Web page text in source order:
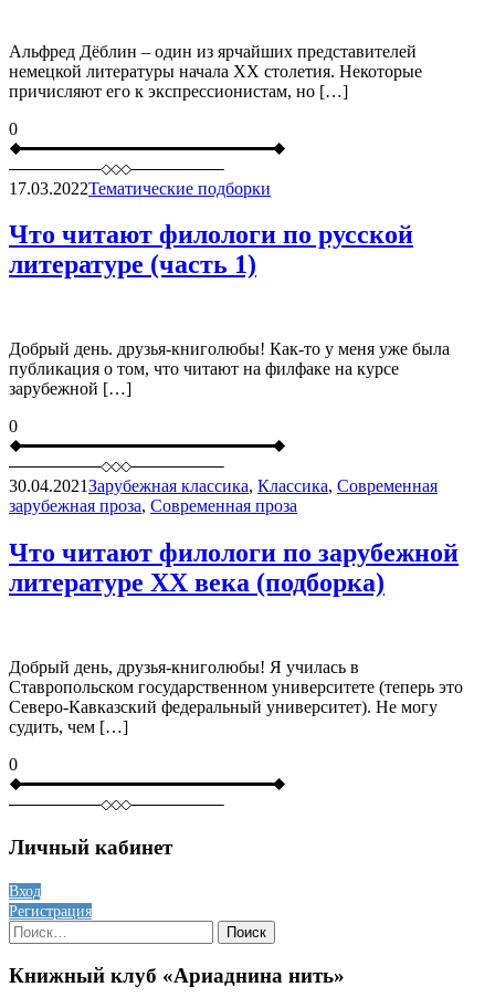
Альфред Дёблин – один из ярчайших представителей
немецкой литературы начала ХХ столетия. Некоторые
причисляют его к экспрессионистам, но […]
0
17.03.2022Тематические подборки
Что читают филологи по русской
литературе (часть 1)
Добрый день. друзья-книголюбы! Как-то у меня уже была
публикация о том, что читают на филфаке на курсе
зарубежной […]
0
30.04.2021Зарубежная классика, Классика, Современная
зарубежная проза, Современная проза
Что читают филологи по зарубежной
литературе ХХ века (подборка)
Добрый день, друзья-книголюбы! Я училась в
Ставропольском государственном университете (теперь это
Северо-Кавказский федеральный университет). Не могу
судить, чем […]
0
Личный кабинет
Вход
Регистрация
Найти:
Книжный клуб «Ариаднина нить»